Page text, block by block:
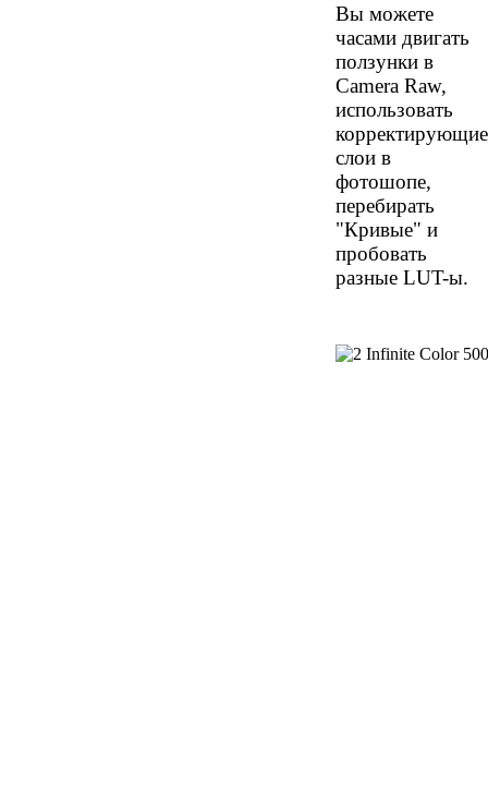
Вы можете
часами двигать
ползунки в
Camera Raw,
использовать
корректирующие
слои в
фотошопе,
перебирать
"Кривые" и
пробовать
разные LUT-ы.